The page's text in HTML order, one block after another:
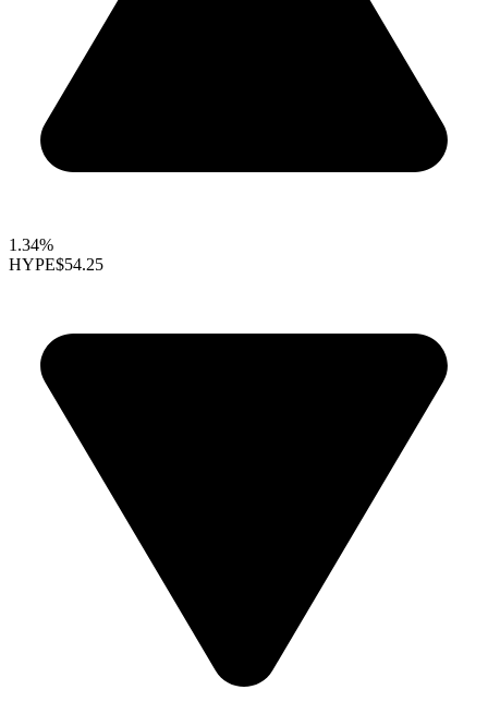
1.34%
HYPE$54.25